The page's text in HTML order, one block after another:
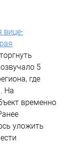
вице-
5
где
На
временно
уложить